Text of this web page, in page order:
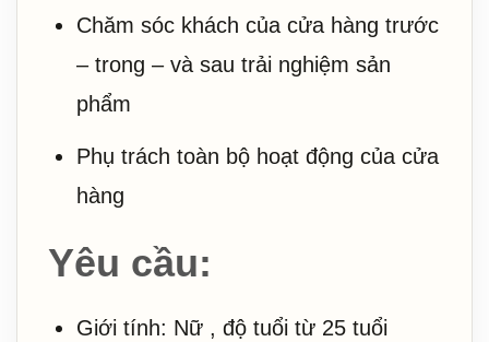
Chăm sóc khách của cửa hàng trước
– trong – và sau trải nghiệm sản
phẩm
Phụ trách toàn bộ hoạt động của cửa
hàng
Yêu cầu:
Giới tính: Nữ , độ tuổi từ 25 tuổi